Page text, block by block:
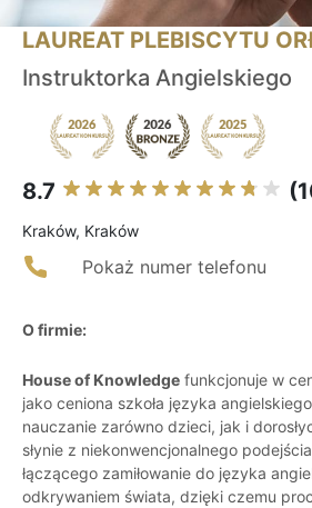
LAUREAT PLEBISCYTU
Instruktorka Angielskiego
8.7
Kraków, Kraków
Pokaż numer telefonu
O firmie:
House of Knowledge funkcjonuje w
jako ceniona szkoła języka
nauczanie zarówno dzieci, jak i
słynie z niekonwencjonalnego
łączącego zamiłowanie do języka
odkrywaniem świata, dzięki czemu